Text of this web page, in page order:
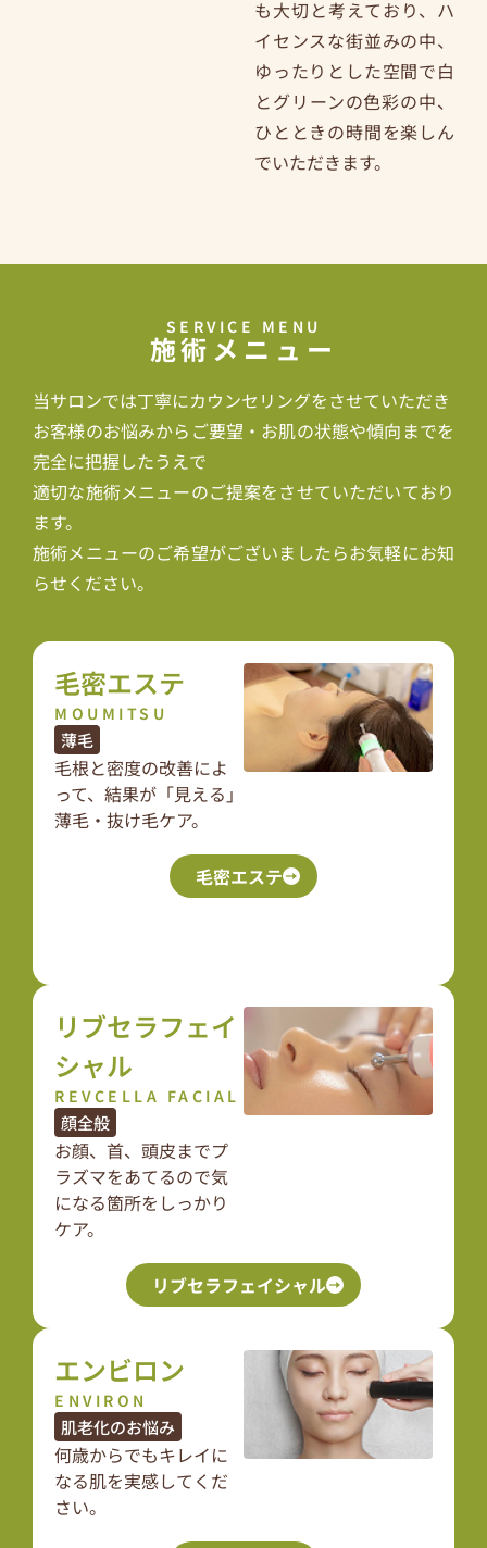
も大切と考えており、ハ
イセンスな街並みの中、
ゆったりとした空間で白
とグリーンの色彩の中、
ひとときの時間を楽しん
でいただきます。
SERVICE MENU
施術メニュー
当サロンでは丁寧にカウンセリングをさせていただき
お客様のお悩みからご要望・お肌の状態や傾向までを
完全に把握したうえで
適切な施術メニューのご提案をさせていただいており
ます。
施術メニューのご希望がございましたらお気軽にお知
らせください。
毛密エステ
MOUMITSU
薄毛
毛根と密度の改善によ
って、結果が「見える」
薄毛・抜け毛ケア。
毛密エステ
リブセラフェイ
シャル
REVCELLA FACIAL
顔全般
お顔、首、頭皮までプ
ラズマをあてるので気
になる箇所をしっかり
ケア。
リブセラフェイシャル
エンビロン
ENVIRON
肌老化のお悩み
何歳からでもキレイに
なる肌を実感してくだ
さい。